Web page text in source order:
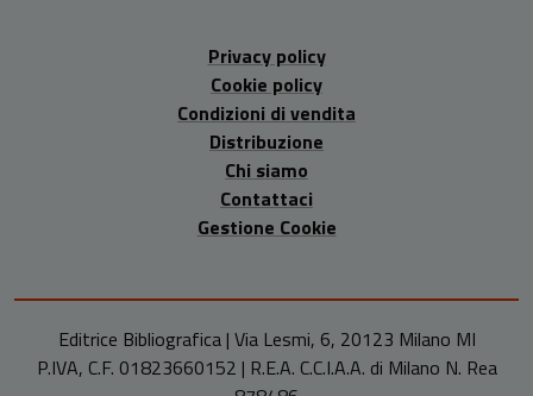
Privacy policy
Cookie policy
Condizioni di vendita
Distribuzione
Chi siamo
Contattaci
Gestione Cookie
Editrice Bibliografica | Via Lesmi, 6, 20123 Milano MI
P.IVA, C.F. 01823660152 | R.E.A. C.C.I.A.A. di Milano N. Rea